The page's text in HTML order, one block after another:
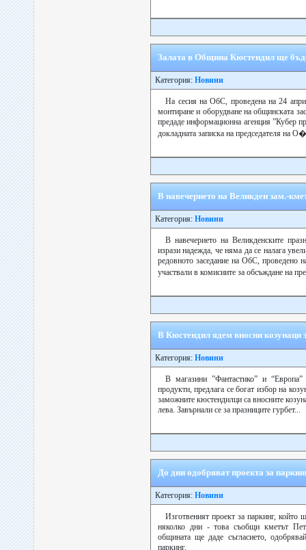
Залата в Община Кюстендил ще
Категория: Новини
На сесия на ОбС, проведена на 24
монтиране и оборудване на общинската
предаде информационна агенция ”Кубер
докладната записка на председателя на
В навечерието на Великден зам.-
Категория: Новини
В навечерието на Великденските
изрази надежда, че няма да се налага
редовното заседание на ОбС, проведено
участвали в комисиите за обсъждане на
В Кюстендил ядем вносни козунаци
Категория: Новини
В магазини ”Фантастико” и
продукти, предлага се богат избор на
заможните кюстендилци са вносните
лева. Завърнали се за празниците гурбет...
До дни одобряват проекта за
Категория: Новини
Изготвеният проект за паркинг,
няколко дни - това съобщи кметът
общината ще даде съгласието,
паркинг.